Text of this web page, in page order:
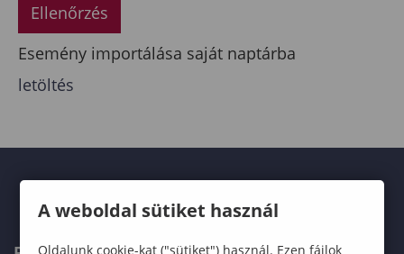
Ellenőrzés
Esemény importálása saját naptárba
letöltés
A weboldal sütiket használ
Oldalunk cookie-kat ("sütiket") használ. Ezen fájlok